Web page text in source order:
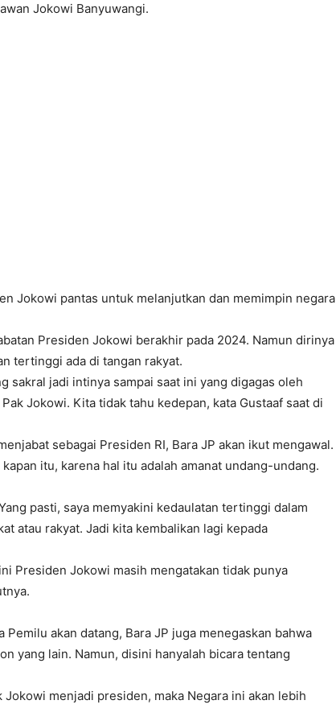
Jokowi Banyuwangi.
Jokowi pantas untuk melanjutkan dan memimpin negara
Presiden Jokowi berakhir pada 2024. Namun dirinya
tertinggi ada di tangan rakyat.
sakral jadi intinya sampai saat ini yang digagas oleh
Jokowi. Kita tidak tahu kedepan, kata Gustaaf saat di
sebagai Presiden RI, Bara JP akan ikut mengawal.
itu, karena hal itu adalah amanat undang-undang.
pasti, saya memyakini kedaulatan tertinggi dalam
atau rakyat. Jadi kita kembalikan lagi kepada
Presiden Jokowi masih mengatakan tidak punya
akan datang, Bara JP juga menegaskan bahwa
yang lain. Namun, disini hanyalah bicara tentang
Jokowi menjadi presiden, maka Negara ini akan lebih